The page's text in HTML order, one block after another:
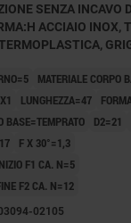
SENZA INCAVO
ACCIAIO INOX,
MATERIALE CORPO
LUNGHEZZA=47
BASE=TEMPRATO
D2=21
F X 30°=1,3
F1 CA. N=5
F2 CA. N=12
02105